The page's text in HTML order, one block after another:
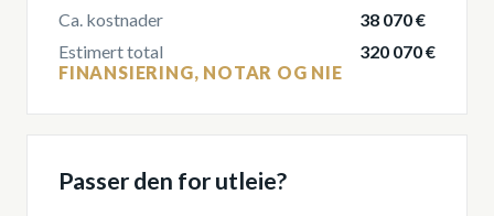
Ca. kostnader
38 070 €
Estimert total
320 070 €
FINANSIERING, NOTAR OG NIE
Passer den for utleie?